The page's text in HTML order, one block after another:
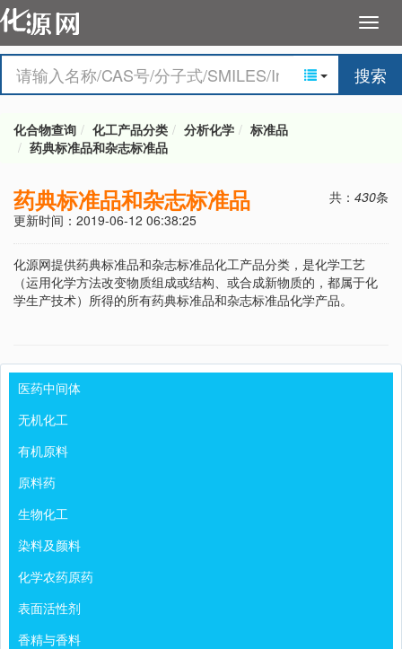
搜索
化合物查询 化工产品分类 分析化学
标准品
药典标准品和杂志标准品
药典标准品和杂志标准品 共： 430条
更新时间：2019-06-12 06:38:25
化源网提供药典标准品和杂志标准品化工产品分类，是化学工艺
（运用化学方法改变物质组成或结构、或合成新物质的，都属于化
学生产技术）所得的所有药典标准品和杂志标准品化学产品。
医药中间体
无机化工
有机原料
原料药
生物化工
染料及颜料
化学农药原药
表面活性剂
香精与香料